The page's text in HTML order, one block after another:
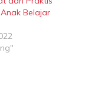
Belajar